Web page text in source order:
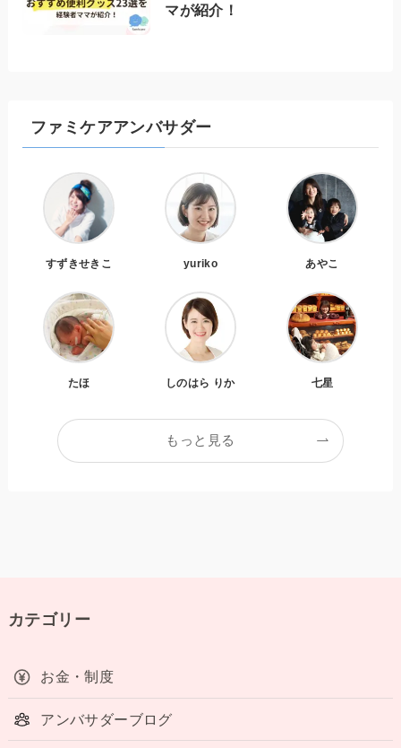
マが紹介！
ファミケアアンバサダー
すずきせきこ yuriko あやこ
たほ しのはら りか 七星
もっと見る
カテゴリー
お金・制度
アンバサダーブログ